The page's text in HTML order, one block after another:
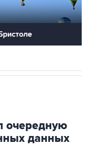
очередную
данных